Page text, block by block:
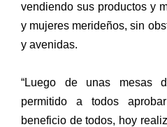
vendiendo sus productos y
y mujeres merideños, sin
y avenidas.
“Luego de unas mesas
permitido a todos
beneficio de todos, hoy